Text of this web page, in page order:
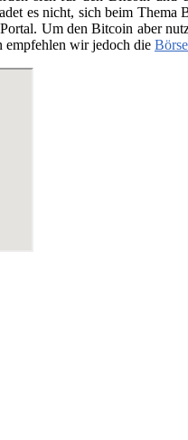
es nicht, sich beim Thema
Um den Bitcoin aber
empfehlen wir jedoch die